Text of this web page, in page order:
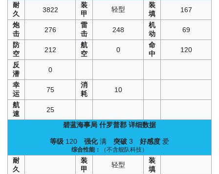
耐
久
3822
装
甲
轻型
装
填
167
炮
击
276
雷
击
248
机
动
69
防
空
212
航
空
0
命
中
120
反
潜
0
幸
运
75
消
耗
10
航
速
25
碧蓝海事局 什罗普郡 详细数据
等级 120 强化满 突破 3 好感度 爱
综合性能： （不含舰队科技）
耐
久
装
甲
轻型
装
填